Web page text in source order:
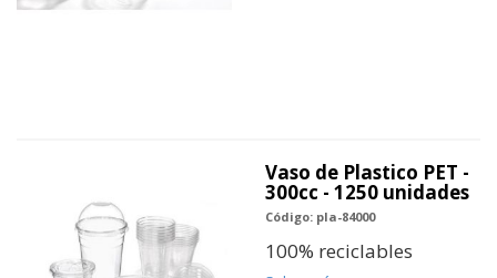
Vaso de Plastico PET -
300cc - 1250 unidades
Código: pla-84000
100% reciclables